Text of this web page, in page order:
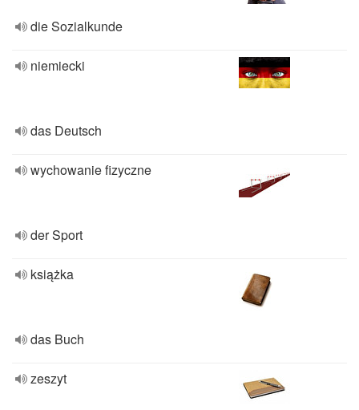
die Sozialkunde
niemiecki
das Deutsch
wychowanie fizyczne
der Sport
książka
das Buch
zeszyt